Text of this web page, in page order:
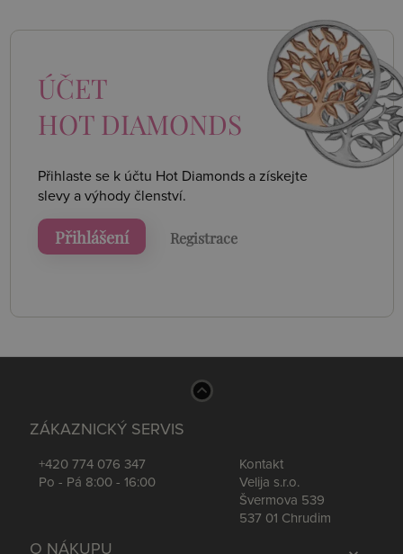
ÚČET
HOT DIAMONDS
Přihlaste se k účtu Hot Diamonds a získejte
slevy a výhody členství.
Přihlášení Registrace
ZÁKAZNICKÝ SERVIS
+420 774 076 347
Po - Pá 8:00 - 16:00
Kontakt
Velija s.r.o.
Švermova 539
537 01 Chrudim
O NÁKUPU